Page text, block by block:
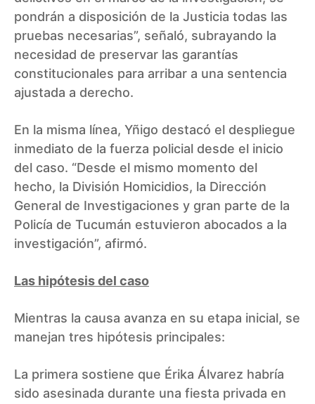
pondrán a disposición de la Justicia todas las
pruebas necesarias”, señaló, subrayando la
necesidad de preservar las garantías
constitucionales para arribar a una sentencia
ajustada a derecho.
En la misma línea, Yñigo destacó el despliegue
inmediato de la fuerza policial desde el inicio
del caso. “Desde el mismo momento del
hecho, la División Homicidios, la Dirección
General de Investigaciones y gran parte de la
Policía de Tucumán estuvieron abocados a la
investigación”, afirmó.
Las hipótesis del caso
Mientras la causa avanza en su etapa inicial, se
manejan tres hipótesis principales:
La primera sostiene que Érika Álvarez habría
sido asesinada durante una fiesta privada en